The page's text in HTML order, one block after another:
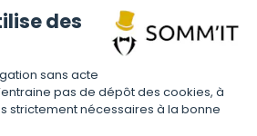
FÉVR. 4, 2026
des
sans acte
pas de dépôt des cookies, à
strictement nécessaires à la bonne